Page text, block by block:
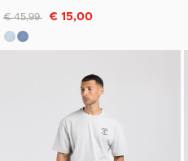
Afgeprijsd van
€ 45,99 naar
€ 15,00